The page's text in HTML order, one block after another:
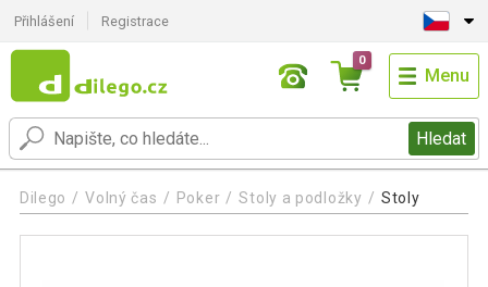
Přihlášení Registrace
Hledat
0
Menu
Dilego Volný čas Poker Stoly a podložky Stoly